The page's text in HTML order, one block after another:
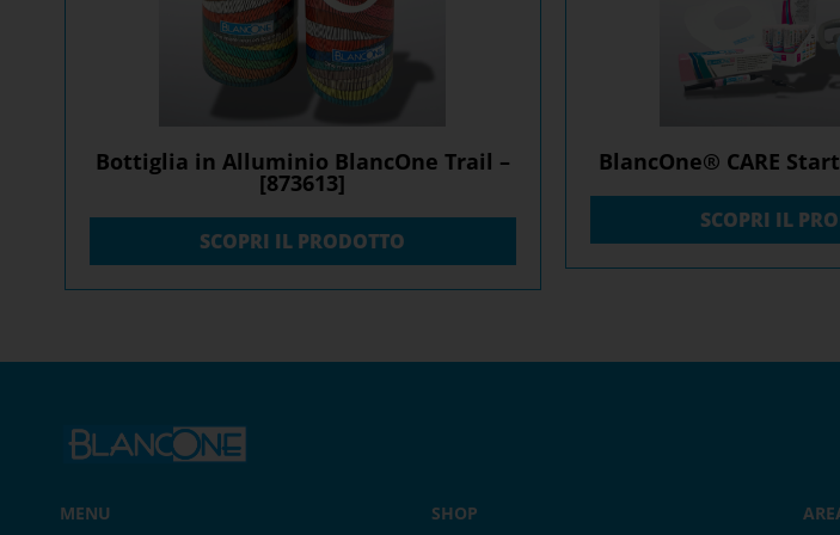
Bottiglia in Alluminio BlancOne Trail –
[873613]
SCOPRI IL PRODOTTO
BlancOne® CARE
SCOPRI IL
MENU SHOP